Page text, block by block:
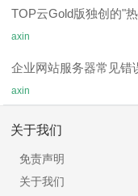
TOP云Gold版独创的"
axin
企业网站服务器常见错
axin
关于我们
免责声明
关于我们